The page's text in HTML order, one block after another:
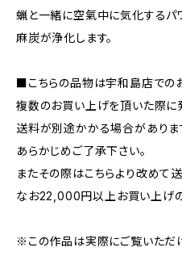
蝋と一緒に空氣中に気化するパ
麻炭が浄化します。
■こちらの品物は宇和島店での
複数のお買い上げを頂いた際に
送料が別途かかる場合がありま
あらかじめご了承下さい。
またその際はこちらより改めて
なお22,000円以上お買い上げの
※この作品は実際にご覧いただ